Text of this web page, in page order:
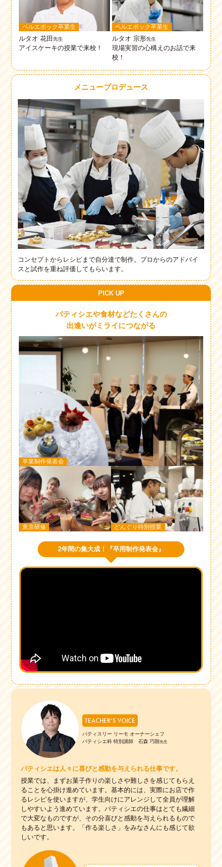
ベルエポック卒業生
ルタオ 花田先生
アイスケーキの授業で来校！
ベルエポック卒業生
ルタオ 宗形先生
現場実習の心構えのお話で来
校！
メニュープロデュース
コンセプトからレシピまで自分達で制作。プロからのアドバイ
スと試作を重ね評価してもらいます。
PICK UP
パティシエや食材などたくさんの
出逢いがミライにつながる
卒業制作発表会
東京研修 どんぐり特別授業
2年間の集大成！『卒用制作発表会』
TEACHER’S VOICE
パティスリー リーモ オーナーシェフ
パティシエ科 特別講師 石森 巧朗先生
パティシエは人々に喜びと感動を与えられる仕事です。
授業では、まずお菓子作りの楽しさや難しさを感じてもらえ
ることを心掛け進めています。基本的には、実際にお店で作
るレシピを使いますが、学生向けにアレンジして全員が理解
しやすいよう進めています。パティシエの仕事はとても繊細
で大変なものですが、その分喜びと感動を与えられるもので
もあると思います。「作る楽しさ」をみなさんにも感じて欲
しいです。